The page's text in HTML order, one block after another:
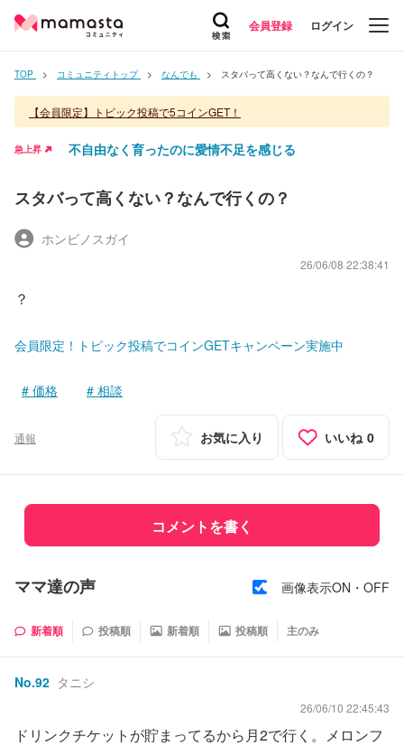
会員登録 ログイン
TOP コミュニティトップ なんでも スタバって高くない？なんで行くの？
【会員限定】トピック投稿で5コインGET！
急上昇 不自由なく育ったのに愛情不足を感じる
スタバって高くない？なんで行くの？
ホンビノスガイ
26/06/08 22:38:41
？
会員限定！トピック投稿でコインGETキャンペーン実施中
価格 相談
通報 お気に入り いいね 0
コメントを書く
ママ達の声 画像表示ON・OFF
新着順 投稿順 新着順 投稿順 主のみ
No.92 タニシ
26/06/10 22:45:43
ドリンクチケットが貯まってるから月2で行く。メロンフ